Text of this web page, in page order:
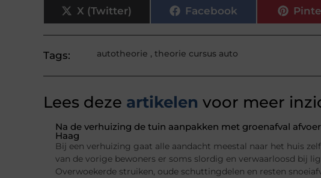
X (Twitter) Facebook
Tags: autotheorie , theorie cursus auto
Lees deze artikelen voor meer
Na de verhuizing de tuin aanpakken met groenafval
Haag
Bij een verhuizing gaat alle aandacht meestal naar het huis
van de vorige bewoners er soms slordig en verwaarloosd bij
Overwoekerde struiken, oude schuttingdelen en resten